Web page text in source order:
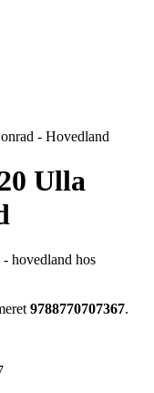
- Hovedland
Ulla
hovedland hos
9788770707367.